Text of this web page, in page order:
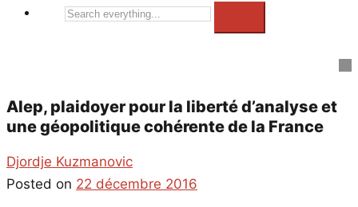
Search
Alep, plaidoyer pour la liberté d’analyse et
une géopolitique cohérente de la France
Djordje Kuzmanovic
Posted on 22 décembre 2016